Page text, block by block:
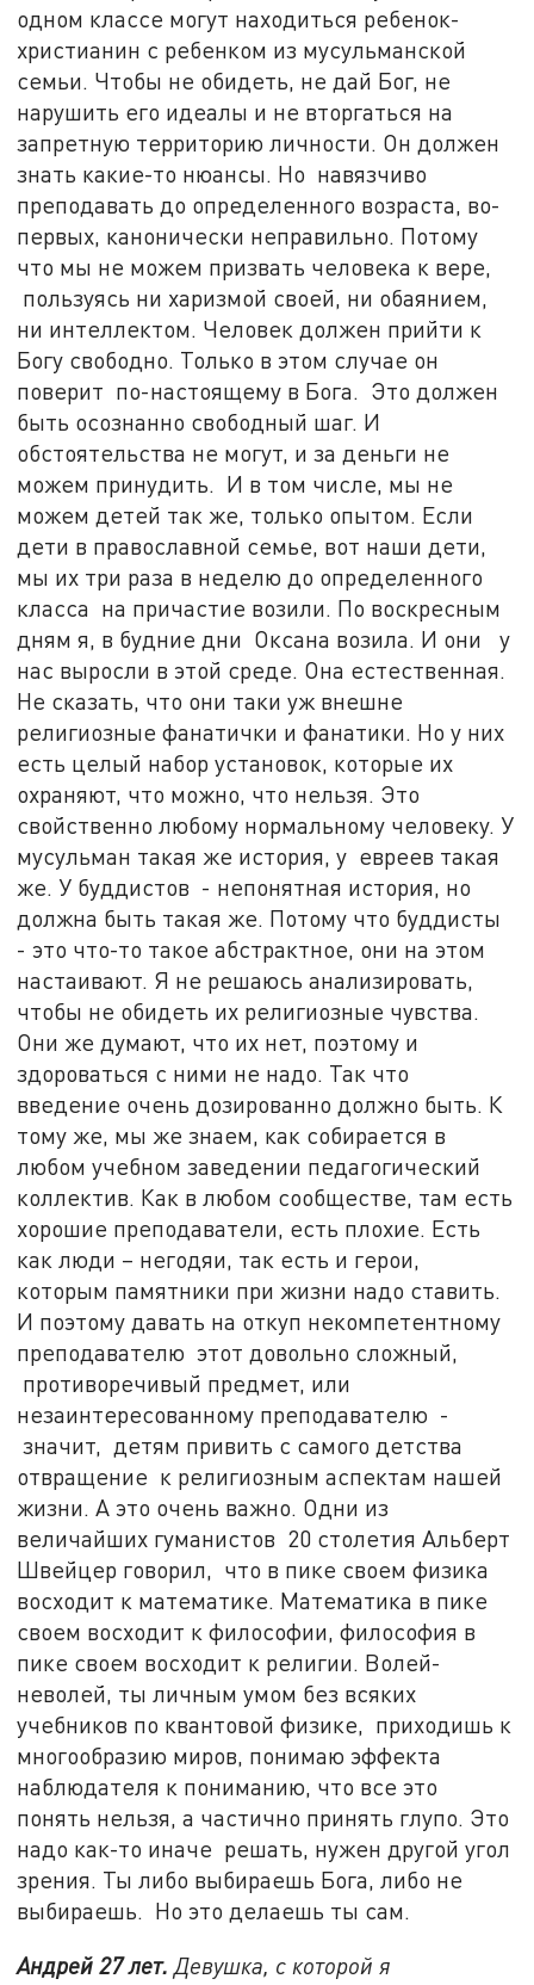
одном классе могут находиться ребенок-
христианин с ребенком из мусульманской
семьи. Чтобы не обидеть, не дай Бог, не
нарушить его идеалы и не вторгаться на
запретную территорию личности. Он должен
знать какие-то нюансы. Но навязчиво
преподавать до определенного возраста, во-
первых, канонически неправильно. Потому
что мы не можем призвать человека к вере,
пользуясь ни харизмой своей, ни обаянием,
ни интеллектом. Человек должен прийти к
Богу свободно. Только в этом случае он
поверит по-настоящему в Бога. Это должен
быть осознанно свободный шаг. И
обстоятельства не могут, и за деньги не
можем принудить. И в том числе, мы не
можем детей так же, только опытом. Если
дети в православной семье, вот наши дети,
мы их три раза в неделю до определенного
класса на причастие возили. По воскресным
дням я, в будние дни Оксана возила. И они у
нас выросли в этой среде. Она естественная.
Не сказать, что они таки уж внешне
религиозные фанатички и фанатики. Но у них
есть целый набор установок, которые их
охраняют, что можно, что нельзя. Это
свойственно любому нормальному человеку. У
мусульман такая же история, у евреев такая
же. У буддистов - непонятная история, но
должна быть такая же. Потому что буддисты
- это что-то такое абстрактное, они на этом
настаивают. Я не решаюсь анализировать,
чтобы не обидеть их религиозные чувства.
Они же думают, что их нет, поэтому и
здороваться с ними не надо. Так что
введение очень дозированно должно быть. К
тому же, мы же знаем, как собирается в
любом учебном заведении педагогический
коллектив. Как в любом сообществе, там есть
хорошие преподаватели, есть плохие. Есть
как люди – негодяи, так есть и герои,
которым памятники при жизни надо ставить.
И поэтому давать на откуп некомпетентному
преподавателю этот довольно сложный,
противоречивый предмет, или
незаинтересованному преподавателю -
значит, детям привить с самого детства
отвращение к религиозным аспектам нашей
жизни. А это очень важно. Одни из
величайших гуманистов 20 столетия Альберт
Швейцер говорил, что в пике своем физика
восходит к математике. Математика в пике
своем восходит к философии, философия в
пике своем восходит к религии. Волей-
неволей, ты личным умом без всяких
учебников по квантовой физике, приходишь к
многообразию миров, понимаю эффекта
наблюдателя к пониманию, что все это
понять нельзя, а частично принять глупо. Это
надо как-то иначе решать, нужен другой угол
зрения. Ты либо выбираешь Бога, либо не
выбираешь. Но это делаешь ты сам.
Андрей 27 лет. Девушка, с которой я